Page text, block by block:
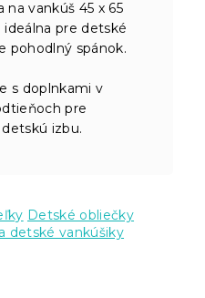
na vankúš 45 x 65
pre detské
pohodlný spánok.
s doplnkami v
pre
izbu.
Detské obliečky
detské vankúšiky